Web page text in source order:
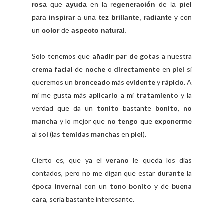
rosa que ayudaen la regeneración de la piel
para inspirara una tez brillante, radiantey con
un colorde aspecto natural
Solo tenemos que añadir par de gotas a nuestra
crema facial de noche o directamente en piel si
queremos un bronceado más evidentey rápido. A
mi me gusta más aplicarlo a mi tratamiento y la
verdad que da un tonito bastante bonito, no
mancha y lo mejor que no tengo que exponerme
al sol (las temidas manchas en piel).
Cierto es, que ya elverano le queda los días
contados, pero no me digan que estar durante la
época invernal con un tono bonitoy de buena
cara, sería bastante interesante.